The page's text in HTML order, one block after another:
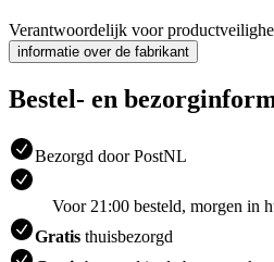
Verantwoordelijk voor
informatie over de fabrikant
Bestel- en
Bezorgd door PostNL
Voor 21:00 besteld, morgen in
Gratis thuisbezorgd